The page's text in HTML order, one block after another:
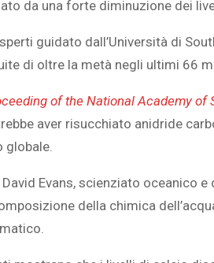
da una forte diminuzione dei
guidato dall’Università di
di oltre la metà negli ultimi 66
of the National Academy of
aver risucchiato anidride
globale.
Evans, scienziato oceanico
della chimica